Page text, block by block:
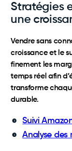
Stratégies
une
Vendre sans
croissance et le
finement les
temps réel afin
transforme
durable.
Suivi
Analyse des